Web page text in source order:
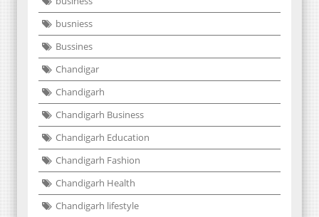
busniess
Bussines
Chandigar
Chandigarh
Chandigarh Business
Chandigarh Education
Chandigarh Fashion
Chandigarh Health
Chandigarh lifestyle